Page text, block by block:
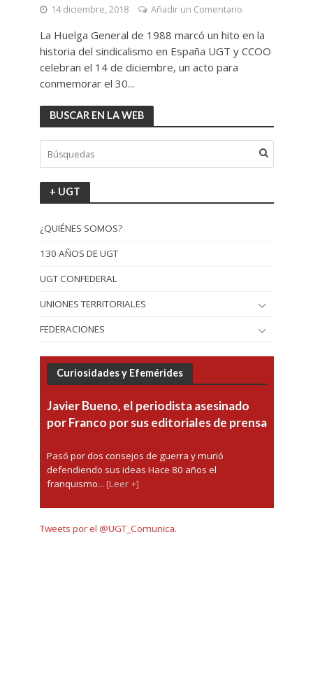
14 diciembre, 2018 Añadir un Comentario
La Huelga General de 1988 marcó un hito en la
historia del sindicalismo en España UGT y CCOO
celebran el 14 de diciembre, un acto para
conmemorar el 30...
BUSCAR EN LA WEB
+ UGT
¿QUIÉNES SOMOS?
130 AÑOS DE UGT
UGT CONFEDERAL
UNIONES TERRITORIALES
FEDERACIONES
Curiosidades y Efemérides
Javier Bueno, el periodista asesinado
por Franco por sus editoriales de prensa
Pasó por dos consejos de guerra y murió
defendiendo sus ideas Hace 80 años el
franquismo... [Leer +]
Tweets por el @UGT_Comunica.